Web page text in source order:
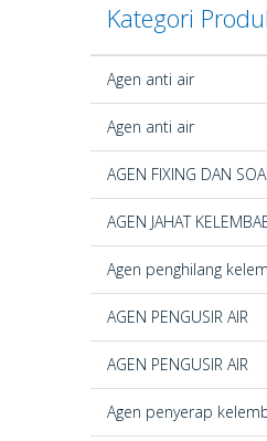
Kategori
Agen anti air
Agen anti air
AGEN FIXING DAN
AGEN JAHAT
Agen penghilang
AGEN PENGUSIR AIR
AGEN PENGUSIR AIR
Agen penyerap